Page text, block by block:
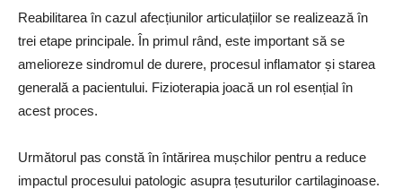
Reabilitarea în cazul afecțiunilor articulațiilor se realizează în
trei etape principale. În primul rând, este important să se
amelioreze sindromul de durere, procesul inflamator și starea
generală a pacientului. Fizioterapia joacă un rol esențial în
acest proces.
Următorul pas constă în întărirea mușchilor pentru a reduce
impactul procesului patologic asupra țesuturilor cartilaginoase.